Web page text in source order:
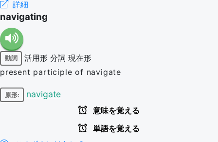
詳細
navigating
動詞 活用形 分詞 現在形
present participle of navigate
原形: navigate
意味を覚える
単語を覚える